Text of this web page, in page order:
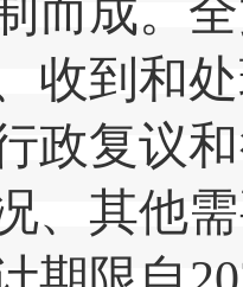
收到和
政复议
、其他
期限自